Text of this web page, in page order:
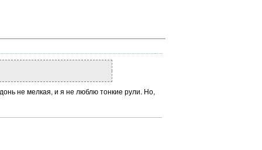
не мелкая, и я не люблю тонкие рули. Но,